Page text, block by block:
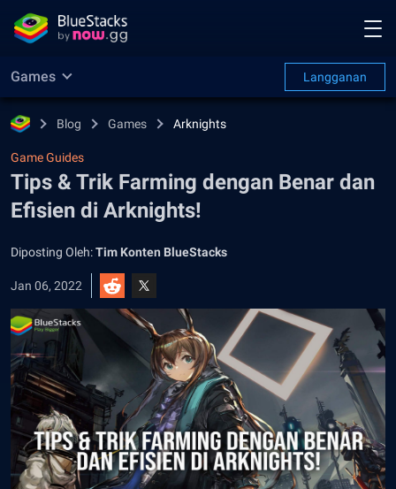
Games Langganan
Blog Games Arknights
Game Guides
Tips & Trik Farming dengan Benar dan
Efisien di Arknights!
Diposting Oleh:Tim Konten BlueStacks
Jan 06, 2022